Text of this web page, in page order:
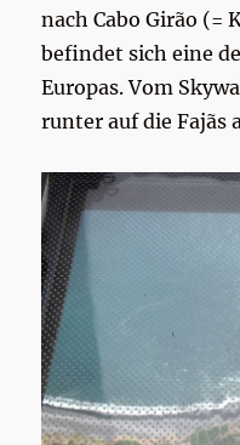
nach Cabo Girão (=
befindet sich eine
Europas. Vom
runter auf die Fajãs